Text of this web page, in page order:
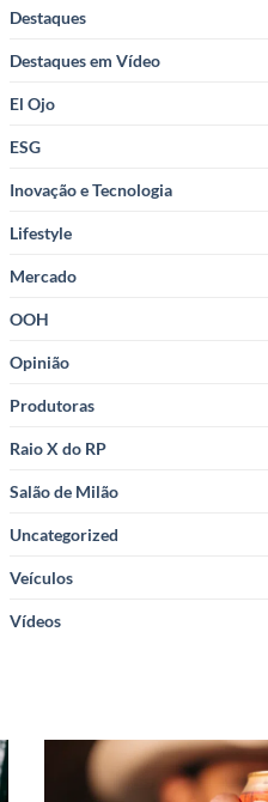
Destaques
Destaques em Vídeo
El Ojo
ESG
Inovação e Tecnologia
Lifestyle
Mercado
OOH
Opinião
Produtoras
Raio X do RP
Salão de Milão
Uncategorized
Veículos
Vídeos